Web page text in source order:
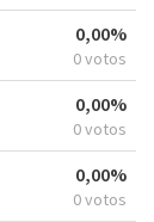
0,00%
0 votos
0,00%
0 votos
0,00%
0 votos